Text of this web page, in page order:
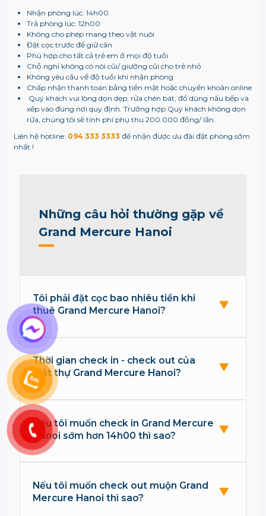
Nhận phòng lúc: 14h00
Trả phòng lúc: 12h00
Không cho phép mang theo vật nuôi
Đặt cọc trước để giữ căn
Phù hợp cho tất cả trẻ em ở mọi độ tuổi
Chỗ nghỉ không có nôi cũi/ giường cũi cho trẻ nhỏ
Không yêu cầu về độ tuổi khi nhận phòng
Chấp nhận thanh toán bằng tiền mặt hoặc chuyển khoản online
Quý khách vui lòng dọn dẹp, rửa chén bát, đồ dùng nấu bếp và
xếp vào đúng nơi quy định. Trường hợp Quý khách không dọn
rửa, chúng tôi sẽ tính phí phụ thu 200.000 đồng/ lần.
Liên hệ hotline: 094 333 3333 để nhận được ưu đãi đặt phòng sớm
nhất !
Những câu hỏi thường gặp về
Grand Mercure Hanoi
Tôi phải đặt cọc bao nhiêu tiền khi
thuê Grand Mercure Hanoi?
Thời gian check in - check out của
biệt thự Grand Mercure Hanoi?
Nếu tôi muốn check in Grand Mercure
Hanoi sớm hơn 14h00 thì sao?
Nếu tôi muốn check out muộn Grand
Mercure Hanoi thì sao?